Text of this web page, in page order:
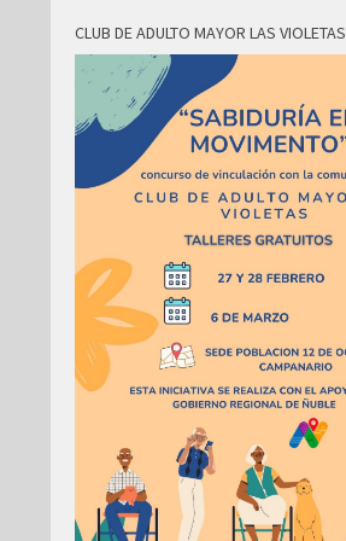
CLUB DE ADULTO MAYOR LAS VIOLETAS